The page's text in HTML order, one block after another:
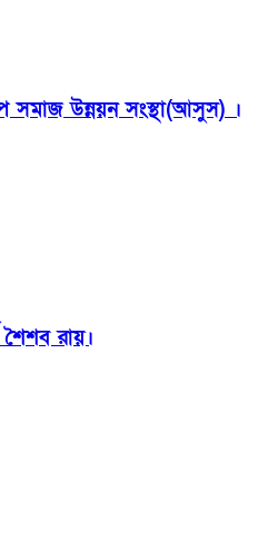
সমাজ উন্নয়ন সংস্থা(আসুস) ।
শৈশব রায়।